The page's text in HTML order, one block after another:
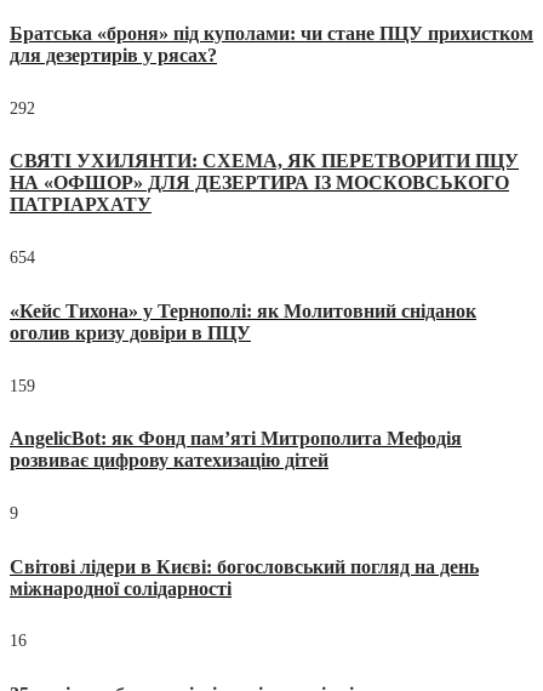
Братська «броня» під куполами: чи стане ПЦУ прихистком
для дезертирів у рясах?
292
СВЯТІ УХИЛЯНТИ: СХЕМА, ЯК ПЕРЕТВОРИТИ ПЦУ
НА «ОФШОР» ДЛЯ ДЕЗЕРТИРА ІЗ МОСКОВСЬКОГО
ПАТРІАРХАТУ
654
«Кейс Тихона» у Тернополі: як Молитовний сніданок
оголив кризу довіри в ПЦУ
159
AngelicBot: як Фонд пам’яті Митрополита Мефодія
розвиває цифрову катехизацію дітей
9
Світові лідери в Києві: богословський погляд на день
міжнародної солідарності
16